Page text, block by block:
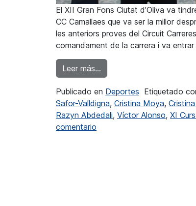
El XII Gran Fons Ciutat d’Oliva va
CC Camallaes que va ser la millor
les anteriors proves del Circuit
comandament de la carrera i va
Leer más…
Publicado en Deportes Etiquetado
Safor-Valldigna, Cristina Moya,
Razyn Abdedali, Víctor Alonso, XI
comentario